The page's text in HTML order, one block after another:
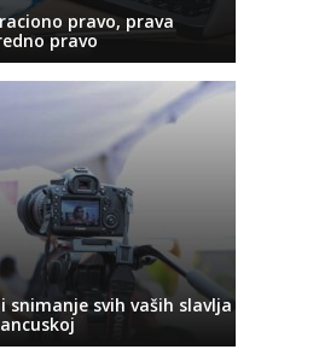
pravo, prava
pravo
snimanje svih vaših slavlja